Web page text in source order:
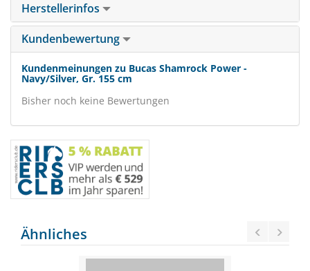
Herstellerinfos
Kundenbewertung
Kundenmeinungen zu Bucas Shamrock Power -
Navy/Silver, Gr. 155 cm
Bisher noch keine Bewertungen
Ähnliches